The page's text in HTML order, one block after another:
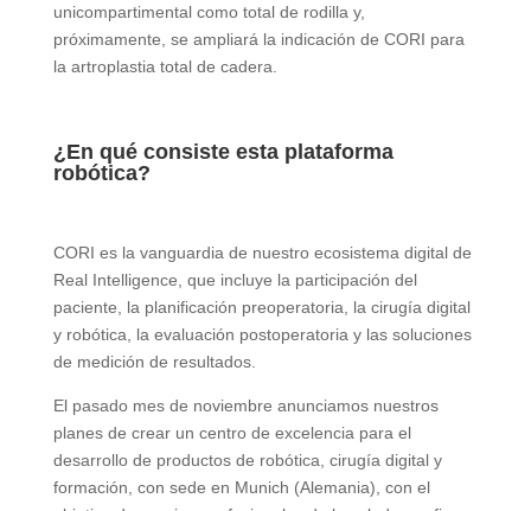
unicompartimental como total de rodilla y,
próximamente, se ampliará la indicación de CORI para
la artroplastia total de cadera.
¿En qué consiste esta plataforma
robótica?
CORI es la vanguardia de nuestro ecosistema digital de
Real Intelligence, que incluye la participación del
paciente, la planificación preoperatoria, la cirugía digital
y robótica, la evaluación postoperatoria y las soluciones
de medición de resultados.
El pasado mes de noviembre anunciamos nuestros
planes de crear un centro de excelencia para el
desarrollo de productos de robótica, cirugía digital y
formación, con sede en Munich (Alemania), con el